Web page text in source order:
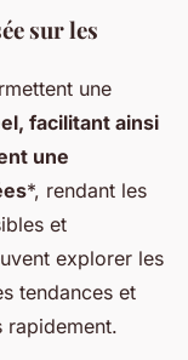
sur les
une
facilitant ainsi
une
*, rendant les
et
explorer les
tendances et
rapidement.